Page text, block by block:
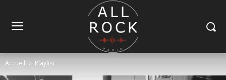
Accueil Playlist